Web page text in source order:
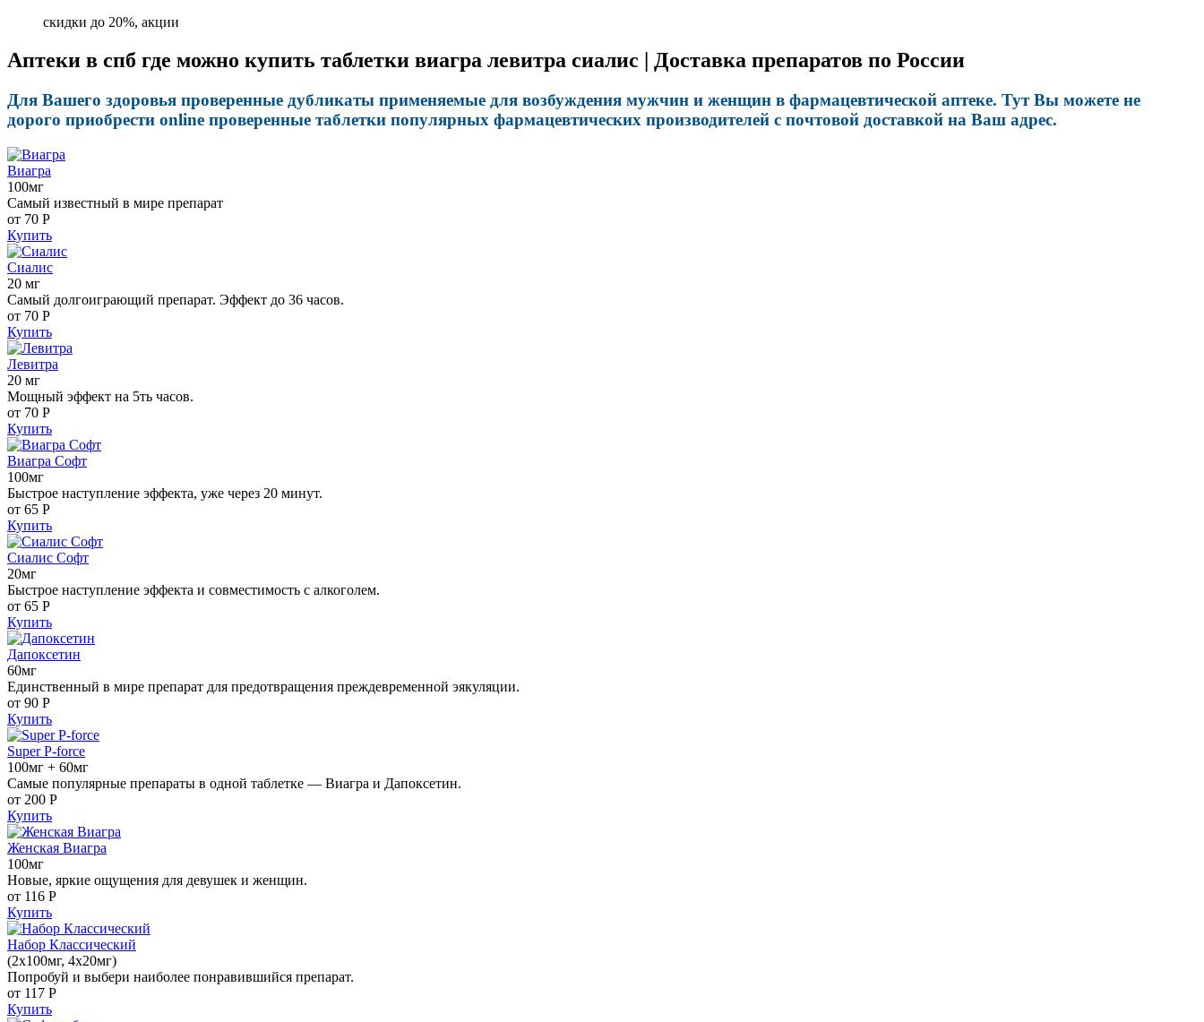
скидки до 20%, акции
Аптеки в спб где можно купить таблетки виагра левитра сиалис | Доставка препаратов по России
Для Вашего здоровья проверенные дубликаты применяемые для возбуждения мужчин и женщин в фармацевтической аптеке. Тут Вы можете не
дорого приобрести online проверенные таблетки популярных фармацевтических производителей с почтовой доставкой на Ваш адрес.
Виагра
100мг
Самый известный в мире препарат
от 70 Р
Купить
Сиалис
20 мг
Самый долгоиграющий препарат. Эффект до 36 часов.
от 70 Р
Купить
Левитра
20 мг
Мощный эффект на 5ть часов.
от 70 Р
Купить
Виагра Софт
100мг
Быстрое наступление эффекта, уже через 20 минут.
от 65 Р
Купить
Сиалис Софт
20мг
Быстрое наступление эффекта и совместимость с алкоголем.
от 65 Р
Купить
Дапоксетин
60мг
Единственный в мире препарат для предотвращения преждевременной эякуляции.
от 90 Р
Купить
Super P-force
100мг + 60мг
Самые популярные препараты в одной таблетке — Виагра и Дапоксетин.
от 200 Р
Купить
Женская Виагра
100мг
Новые, яркие ощущения для девушек и женщин.
от 116 Р
Купить
Набор Классический
(2x100мг, 4x20мг)
Попробуй и выбери наиболее понравившийся препарат.
от 117 Р
Купить